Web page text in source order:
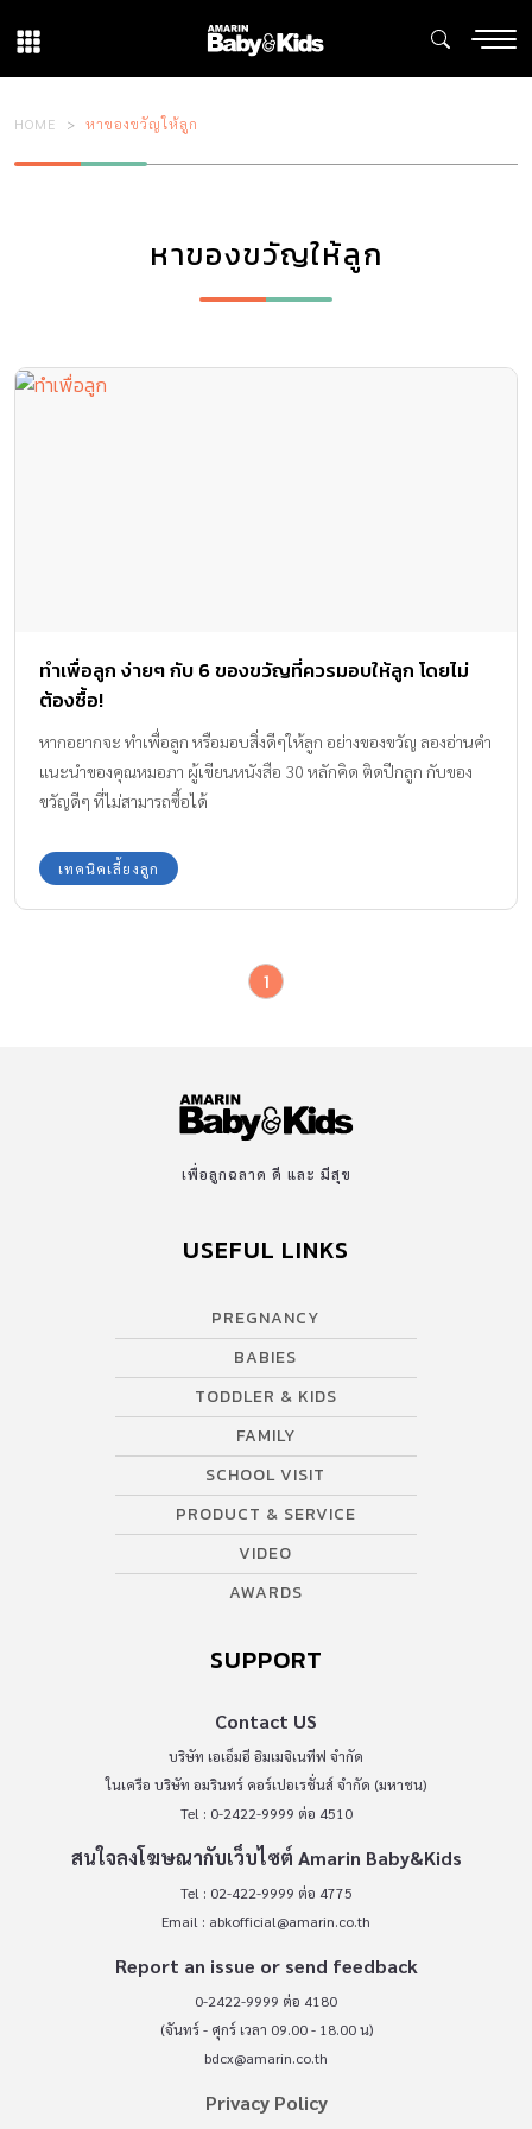
HOME หาของขวัญให้ลูก
หาของขวัญให้ลูก
ทำเพื่อลูก ง่ายๆ กับ 6 ของขวัญที่ควรมอบให้ลูก โดยไม่
ต้องซื้อ!
หากอยากจะ ทำเพื่อลูก หรือมอบสิ่งดีๆให้ลูก อย่างของขวัญ ลองอ่านคำ
แนะนำของคุณหมอภา ผู้เขียนหนังสือ 30 หลักคิด ติดปีกลูก กับของ
ขวัญดีๆ ที่ไม่สามารถซื้อได้
เทคนิคเลี้ยงลูก
1
เพื่อลูกฉลาด ดี และ มีสุข
USEFUL LINKS
PREGNANCY
BABIES
TODDLER & KIDS
FAMILY
SCHOOL VISIT
PRODUCT & SERVICE
VIDEO
AWARDS
SUPPORT
Contact US
บริษัท เอเอ็มอี อิมเมจิเนทีฟ จำกัด
ในเครือ บริษัท อมรินทร์ คอร์เปอเรชั่นส์ จำกัด (มหาชน)
Tel : 0-2422-9999 ต่อ 4510
สนใจลงโฆษณากับเว็บไซต์ Amarin Baby&Kids
Tel : 02-422-9999 ต่อ 4775
Email : abkofficial@amarin.co.th
Report an issue or send feedback
0-2422-9999 ต่อ 4180
(จันทร์ - ศุกร์ เวลา 09.00 - 18.00 น)
bdcx@amarin.co.th
Privacy Policy